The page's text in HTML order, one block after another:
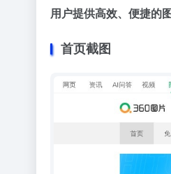
用户提供高效、便捷的
首页截图